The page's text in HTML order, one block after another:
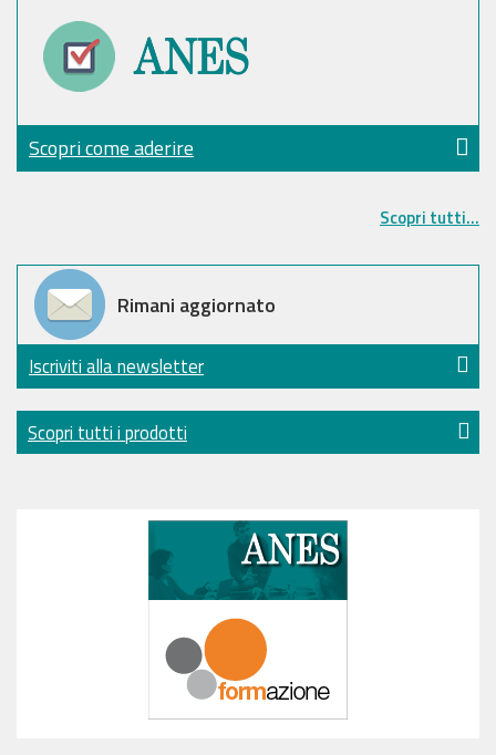
Scopri come aderire
Scopri tutti...
Rimani aggiornato
Iscriviti alla newsletter
Scopri tutti i prodotti